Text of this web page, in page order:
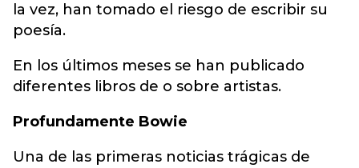
la vez, han tomado el riesgo de escribir su
poesía.
En los últimos meses se han publicado
diferentes libros de o sobre artistas.
Profundamente Bowie
Una de las primeras noticias trágicas de